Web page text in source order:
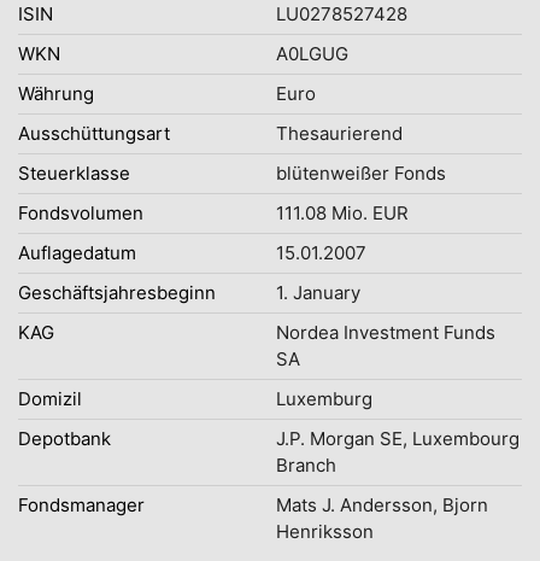
ISIN
LU0278527428
WKN
A0LGUG
Währung
Euro
Ausschüttungsart
Thesaurierend
Steuerklasse
blütenweißer Fonds
Fondsvolumen
111.08 Mio. EUR
Auflagedatum
15.01.2007
Geschäftsjahresbeginn
1. January
KAG
Nordea Investment Funds
SA
Domizil
Luxemburg
Depotbank
J.P. Morgan SE, Luxembourg
Branch
Fondsmanager
Mats J. Andersson, Bjorn
Henriksson